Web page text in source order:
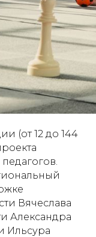
(от 12 до 144
Вячеслава
Александра
Ильсура